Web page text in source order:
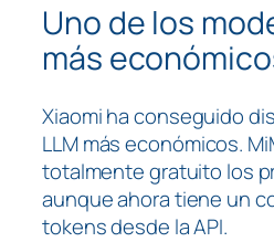
Uno de los
más
Xiaomi ha conseguido
LLM más económicos.
totalmente gratuito los
aunque ahora tiene un
tokens desde la API.